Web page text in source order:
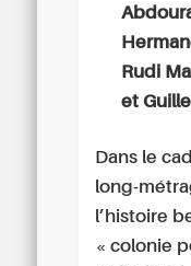
Rudi
et
Dans le
long-
l’histoire
« colonie